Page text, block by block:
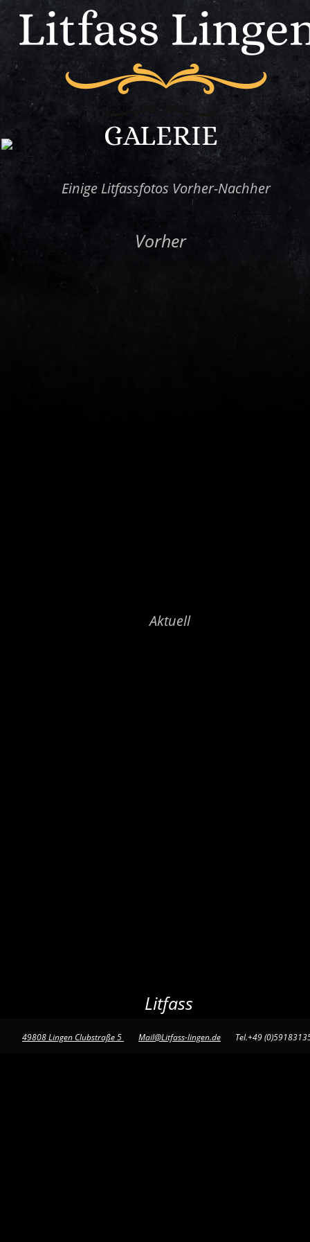
Aktuell
Vorher
Einige Litfassfotos Vorher-Nachher
GALERIE
Litfass
49808 Lingen Clubstraße 5 Mail@Litfass-lingen.de
Tel.+49